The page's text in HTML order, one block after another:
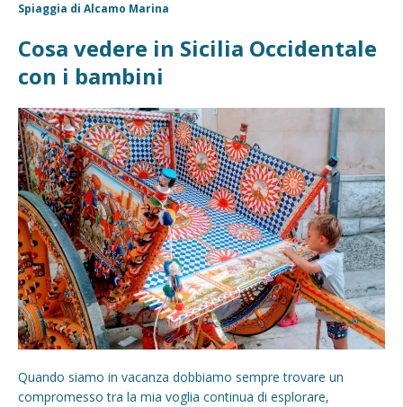
Spiaggia di Alcamo Marina
Cosa vedere in Sicilia Occidentale
con i bambini
Quando siamo in vacanza dobbiamo sempre trovare un
compromesso tra la mia voglia continua di esplorare,